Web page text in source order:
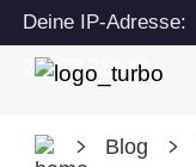
Deine IP-Adresse:
216.73.216.63
Blog